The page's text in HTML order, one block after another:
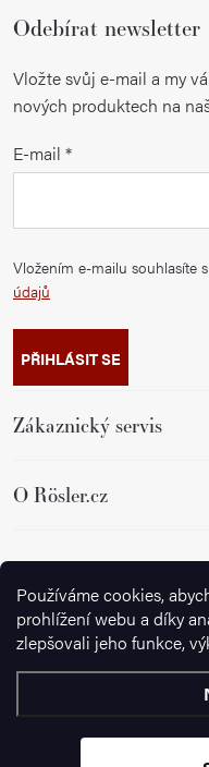
Používáme cookies,
prohlížení webu a díky
zlepšovali jeho funkce,
Odebírat newsletter
Vložte svůj e-mail a my
nových produktech na
E-mail
Vložením e-mailu souhlasíte s
údajů
PŘIHLÁSIT SE
Zákaznický servis
O Rösler.cz